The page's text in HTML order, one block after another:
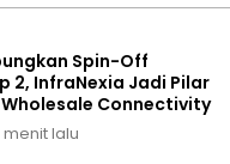
Spin-Off
2, InfraNexia Jadi Pilar
Connectivity
menit lalu